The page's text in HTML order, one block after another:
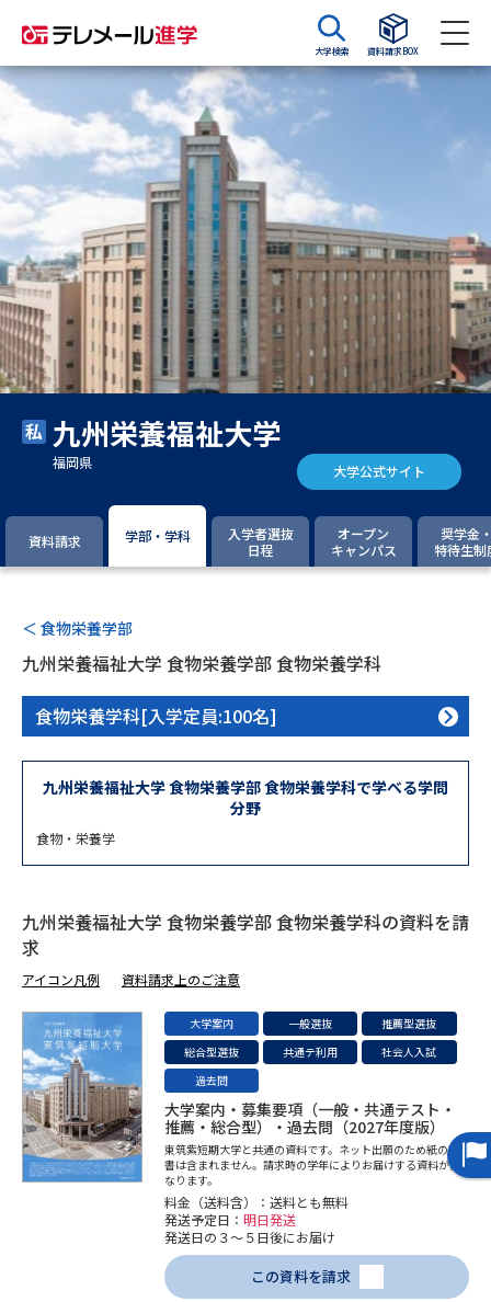
大学検索 資料請求BOX
資料請求 資料検索
大学・短大の資料種類から請求
大学パンフ 学部・学科パンフ
総合型選抜・学校推薦型選抜 募
集要項＆願書
大学入学共通テスト利用選抜の
募集要項＆願書
過去問題集
大学・短大以外の資料から請求
大学院の資料請求
留学・進学関連、塾・予備校
大学入学共通テスト「受験案
内」の請求
配慮案内」の請求
幼稚園教員資格認定試験 小学校教員資格認定試験
高等学校（情報）教員資格認定
試験
大学で学べる内容や特徴を調べる
データサイエンス特集 奨学金・特待生制度特集
デジタルパンフレット
新学年スタート号特集ページ
（高3生用）
新学年スタート号特集ページ
（高2生用）
SELFBRAND特集ページ
オープンキャンパスなどを調べる
九州栄養福祉大学
福岡県 大学公式サイト
資料請求 学部・学科
入学者選抜
日程
オープン
キャンパス
奨学金
特待生制
＜ 食物栄養学部
九州栄養福祉大学 食物栄養学部 食物栄養学科
食物栄養学科[入学定員:100名]
九州栄養福祉大学 食物栄養学部 食物栄養学科で学べる学問
分野
食物・栄養学
九州栄養福祉大学 食物栄養学部 食物栄養学科の資料を請
求
アイコン凡例 資料請求上のご注意
大学案内 一般選抜
推薦型選抜
総合型選抜
共通テ利用
社会人入試
過去問
大学案内・募集要項（一般・共通テスト・
推薦・総合型）・過去問（2027年度版）
東筑紫短期大学と共通の資料です。ネット出願のため紙の願
書は含まれません。請求時の学年によりお届けする資料が異
なります。
料金（送料含）：送料とも無料
発送予定日： 明日発送
発送日の３～５日後にお届け
この資料を請求